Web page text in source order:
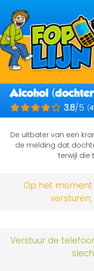
Alcohol
3.8/5 (
De uitbater van een
de melding dat
terwijl die
Op het
versturen,
Verstuur de